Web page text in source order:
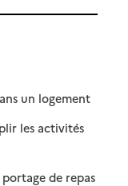
un logement
:
: non
les activités
de repas